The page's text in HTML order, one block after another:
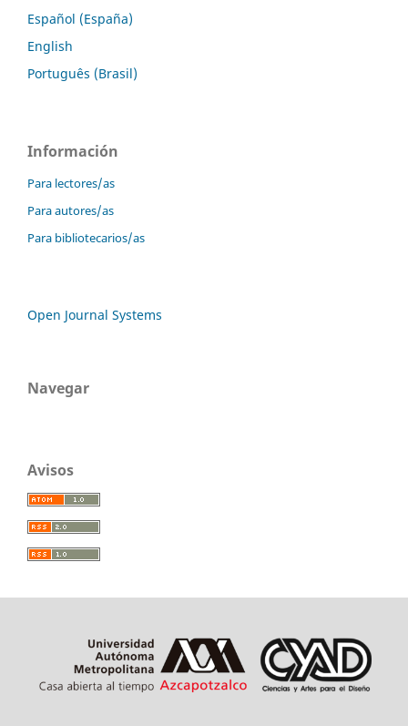
Español (España)
English
Português (Brasil)
Información
Para lectores/as
Para autores/as
Para bibliotecarios/as
Open Journal Systems
Navegar
Avisos